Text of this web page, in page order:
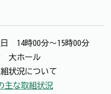
14時00分～15時00分
大ホール
状況について
主な取組状況